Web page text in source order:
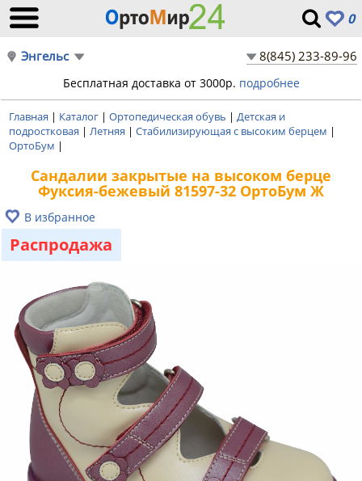
0
Энгельс 8(845) 233-89-96
Бесплатная доставка от 3000р. подробнее
Главная | Каталог | Ортопедическая обувь | Детская и
подростковая | Летняя | Стабилизирующая с высоким берцем |
ОртоБум |
Сандалии закрытые на высоком берце
Фуксия-бежевый 81597-32 ОртоБум Ж
В избранное
Распродажа